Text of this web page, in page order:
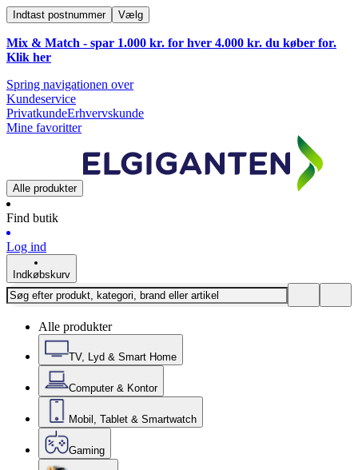
Indtast postnummer Vælg
Mix & Match - spar 1.000 kr. for hver 4.000 kr. du køber for.
Klik her
Spring navigationen over
Kundeservice
PrivatkundeErhvervskunde
Mine favoritter
Alle produkter
Find butik
Log ind
Indkøbskurv
Alle produkter
TV, Lyd & Smart Home
Computer & Kontor
Mobil, Tablet & Smartwatch
Gaming